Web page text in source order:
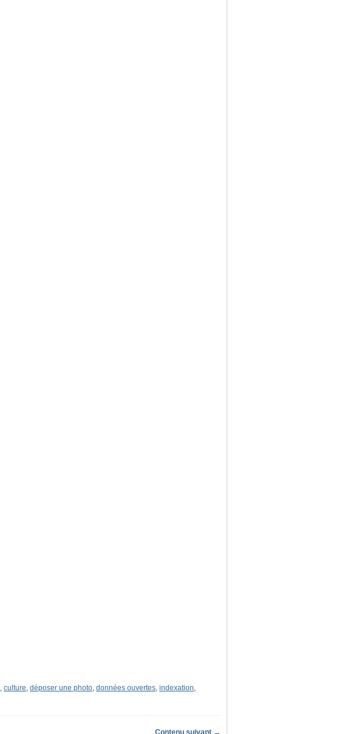
, culture, déposer une photo, données ouvertes, indexation,
Contenu suivant →